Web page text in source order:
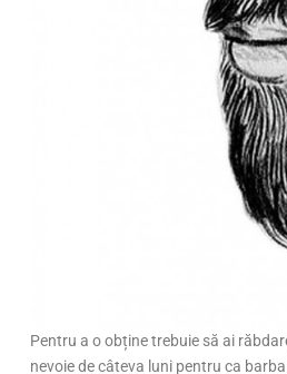
Pentru a o obține trebuie să ai
nevoie de câteva luni pentru ca